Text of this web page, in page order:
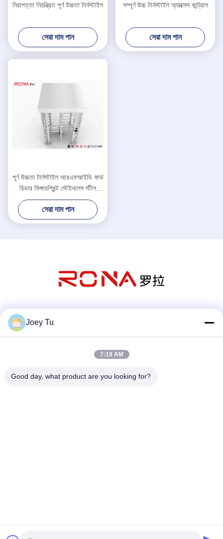
নিরাপত্তা নিয়ন্ত্রিত পূর্ণ উচ্চতা টার্নস্টাইল
সেরা দাম পান
সম্পূর্ণ উচ্চ টার্নস্টাইল অ্যাক্সেস কন্ট্রোল
সেরা দাম পান
পূর্ণ উচ্চতা টার্নস্টাইল আরএফআইডি কার্ড
রিডার ফিঙ্গারপ্রিন্ট স্টেইনলেস স্টীল
টার্নস্টাইল নিরাপদ টার্ন স্টাইল গেট
সেরা দাম পান
টেলিফোন
Joey Tu
7:19 AM
Good day, what product are you looking for?